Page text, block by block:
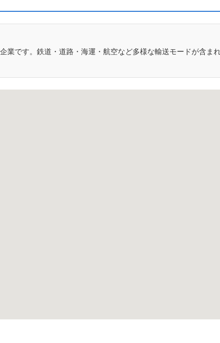
業です。鉄道・道路・海運・航空など多様な輸送モードが含ま